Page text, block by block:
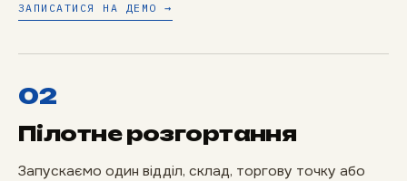
ЗАПИСАТИСЯ НА ДЕМО →
02
Пілотне розгортання
Запускаємо один відділ, склад, торгову точку або